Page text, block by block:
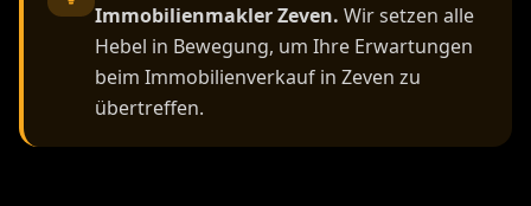
Immobilienmakler Zeven. Wir setzen alle
Hebel in Bewegung, um Ihre Erwartungen
beim Immobilienverkauf in Zeven zu
übertreffen.